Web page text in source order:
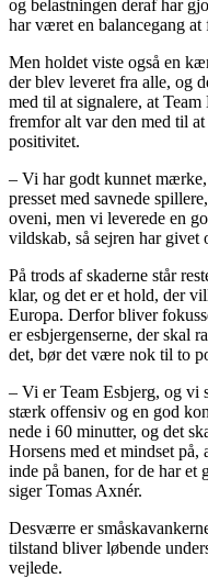
og belastningen deraf har
har været en balancegang at
Men holdet viste også en
der blev leveret fra alle, og
med til at signalere, at
fremfor alt var den med til
positivitet.
– Vi har godt kunnet
presset med savnede
oveni, men vi leverede en
vildskab, så sejren har givet
På trods af skaderne står
klar, og det er et hold, der
Europa. Derfor bliver
er esbjergenserne, der skal
det, bør det være nok til to
– Vi er Team Esbjerg, og vi
stærk offensiv og en god
nede i 60 minutter, og det
Horsens med et mindset på,
inde på banen, for de har et
siger Tomas Axnér.
Desværre er
tilstand bliver løbende
vejlede.